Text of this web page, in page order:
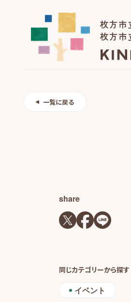
一覧に戻る
share
同じカテゴリーから探す
イベント